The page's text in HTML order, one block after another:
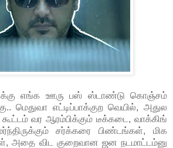
எங்க ஊரு பஸ் ஸ்டாண்டு கொஞ்சம்
மெதுவா எட்டிப்பாக்குற வெயில், அதுல
கூட்டம் வர ஆரம்பிக்கும் டீக்கடை, வாக்கிங்
சர்க்கரை பிண்டங்கள், மிக
அதை விட குறைவான ஜன நடமாட்டம்னு